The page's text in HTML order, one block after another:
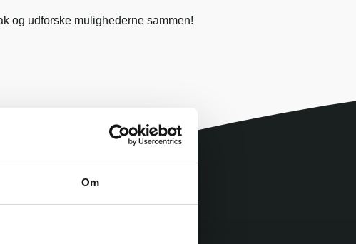
Om
og udforske mulighederne sammen!